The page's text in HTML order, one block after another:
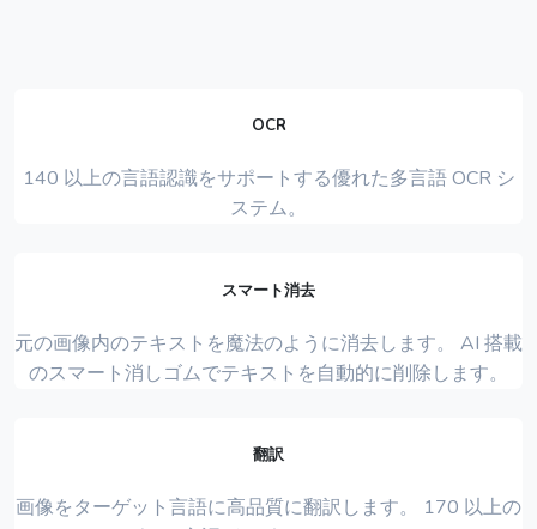
OCR
140 以上の言語認識をサポートする優れた多言語 OCR シ
ステム。
スマート消去
元の画像内のテキストを魔法のように消去します。 AI 搭載
のスマート消しゴムでテキストを自動的に削除します。
翻訳
画像をターゲット言語に高品質に翻訳します。 170 以上の